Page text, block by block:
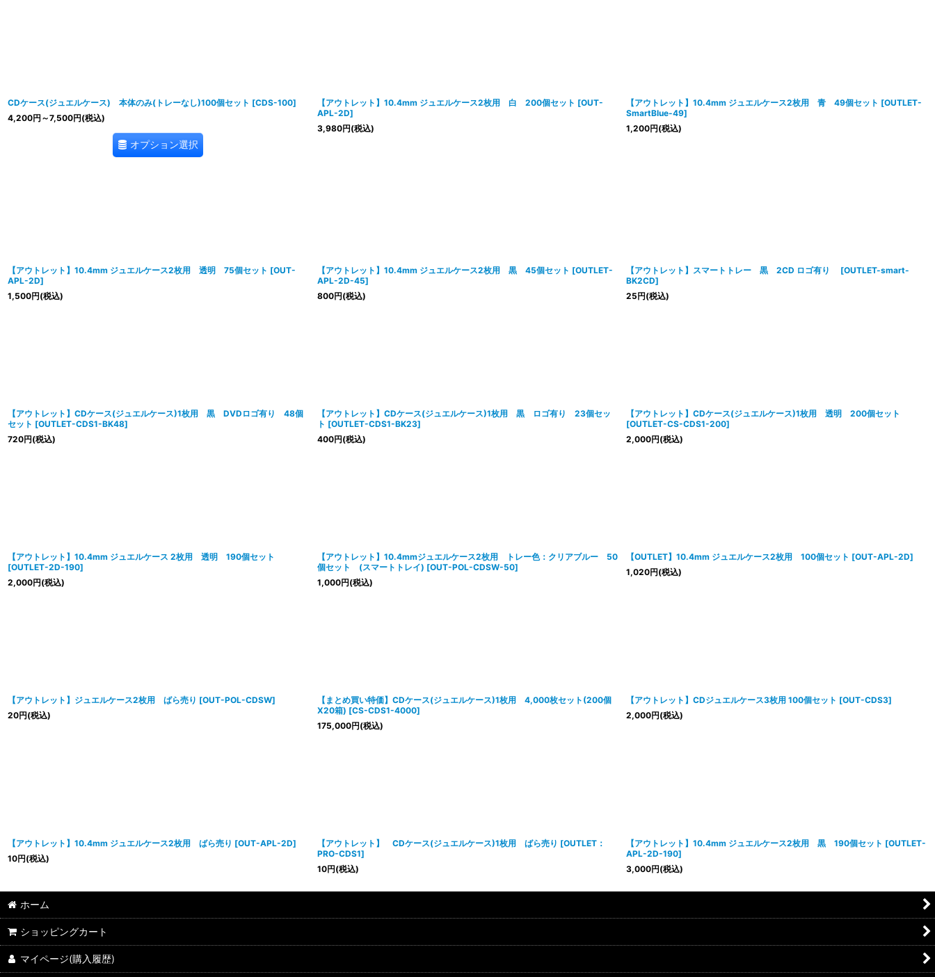
CDケース(ジュエルケース) 本体のみ(トレーなし)100個セット [CDS-100]
4,200円 ～7,500円(税込)
オプション選択
【アウトレット】10.4mm ジュエルケース2枚用 白 200個セット [OUT-
APL-2D]
3,980円(税込)
【アウトレット】10.4mm ジュエルケース2枚用 青 49個セット [OUTLET-
SmartBlue-49]
1,200円(税込)
【アウトレット】10.4mm ジュエルケース2枚用 透明 75個セット [OUT-
APL-2D]
1,500円(税込)
【アウトレット】10.4mm ジュエルケース2枚用 黒 45個セット [OUTLET-
APL-2D-45]
800円(税込)
【アウトレット】スマートトレー 黒 2CD ロゴ有り [OUTLET-smart-
BK2CD]
25円(税込)
【アウトレット】CDケース(ジュエルケース)1枚用 黒 DVDロゴ有り 48個
セット [OUTLET-CDS1-BK48]
720円(税込)
【アウトレット】CDケース(ジュエルケース)1枚用 黒 ロゴ有り 23個セッ
ト [OUTLET-CDS1-BK23]
400円(税込)
【アウトレット】CDケース(ジュエルケース)1枚用 透明 200個セット
[OUTLET-CS-CDS1-200]
2,000円(税込)
【アウトレット】10.4mm ジュエルケース 2枚用 透明 190個セット
[OUTLET-2D-190]
2,000円(税込)
【アウトレット】10.4mmジュエルケース2枚用 トレー色：クリアブルー 50
個セット (スマートトレイ) [OUT-POL-CDSW-50]
1,000円(税込)
【OUTLET】10.4mm ジュエルケース2枚用 100個セット [OUT-APL-2D]
1,020円(税込)
【アウトレット】ジュエルケース2枚用 ばら売り [OUT-POL-CDSW]
20円(税込)
【まとめ買い特価】CDケース(ジュエルケース)1枚用 4,000枚セット(200個
X20箱) [CS-CDS1-4000]
175,000円(税込)
【アウトレット】CDジュエルケース3枚用 100個セット [OUT-CDS3]
2,000円(税込)
【アウトレット】10.4mm ジュエルケース2枚用 ばら売り [OUT-APL-2D]
10円(税込)
【アウトレット】 CDケース(ジュエルケース)1枚用 ばら売り [OUTLET：
PRO-CDS1]
10円(税込)
【アウトレット】10.4mm ジュエルケース2枚用 黒 190個セット [OUTLET-
APL-2D-190]
3,000円(税込)
ホーム
ショッピングカート
マイページ(購入履歴)